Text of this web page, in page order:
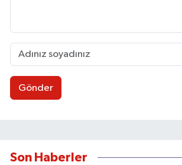
Gönder
Son Haberler